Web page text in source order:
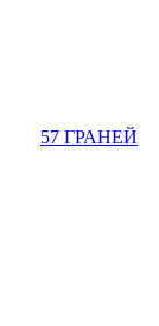
57 ГРАНЕЙ